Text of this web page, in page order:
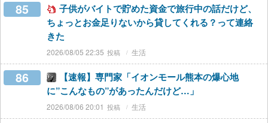
85
子供がバイトで貯めた資金で旅行中の話だけど、
ちょっとお金足りないから貸してくれる？って連絡
きた
2026/08/05 22:35 生活
86
【速報】専門家「イオンモール熊本の爆心地
に”こんなもの”があったんだけど…」
2026/08/06 20:01 生活